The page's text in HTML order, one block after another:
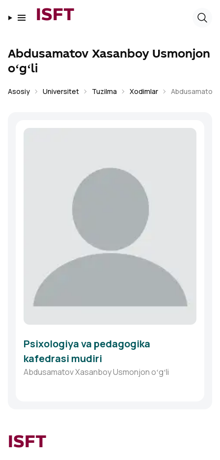
ISFT
Abdusamatov Xasanboy Usmonjon
oʻgʻli
Asosiy Universitet Tuzilma Xodimlar Abdusamatov
Psixologiya va pedagogika
kafedrasi mudiri
Abdusamatov Xasanboy Usmonjon oʻgʻli
ISFT